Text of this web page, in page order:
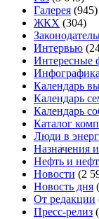
Галерея (945)
ЖКХ (304)
Интервью
Интересные
Инфографика
Календарь
Календарь
Календарь
Каталог
Люди в
Назначения
Нефть и
Новости (2
Новость дня
От редакции
Пресс-релиз